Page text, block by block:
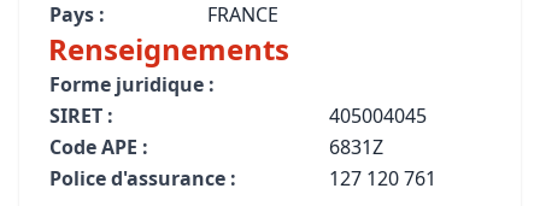
Pays :
FRANCE
Renseignements
Forme juridique :
SIRET :
405004045
Code APE :
6831Z
Police d'assurance :
127 120 761